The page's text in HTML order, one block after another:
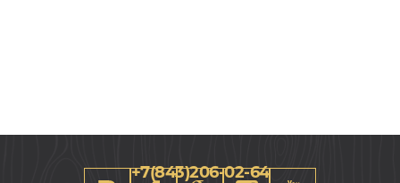
+7(843)206-02-64